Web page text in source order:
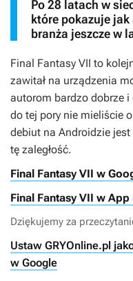
Po 28 latach w
które pokazuje
branża jeszcze w
Final Fantasy VII to
zawitał na urządzenia
autorom bardzo dobrze
do tej pory nie mieliście
debiut na Androidzie
tę zaległość.
Final Fantasy VII w
Final Fantasy VII w App
Dziękujemy za
Ustaw GRYOnline.pl
w Google